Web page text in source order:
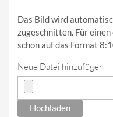
Das Bild wird
zugeschnitten. Für
schon auf das Format
Neue Datei hinzufügen